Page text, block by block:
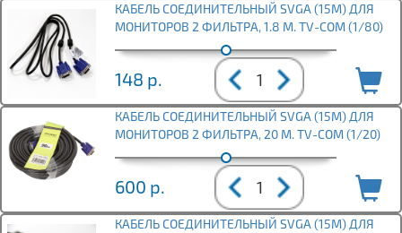
КАБЕЛЬ СОЕДИНИТЕЛЬНЫЙ SVGA (15M) ДЛЯ
МОНИТОРОВ 2 ФИЛЬТРА, 1.8 М. TV-COM (1/80)
148 р.
КАБЕЛЬ СОЕДИНИТЕЛЬНЫЙ SVGA (15M) ДЛЯ
МОНИТОРОВ 2 ФИЛЬТРА, 20 М. TV-COM (1/20)
600 р.
КАБЕЛЬ СОЕДИНИТЕЛЬНЫЙ SVGA (15M) ДЛЯ